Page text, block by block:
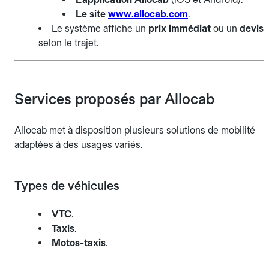
Le site www.allocab.com.
Le système affiche un prix immédiat ou un devis
selon le trajet.
Services proposés par Allocab
Allocab met à disposition plusieurs solutions de mobilité
adaptées à des usages variés.
Types de véhicules
VTC.
Taxis.
Motos-taxis.